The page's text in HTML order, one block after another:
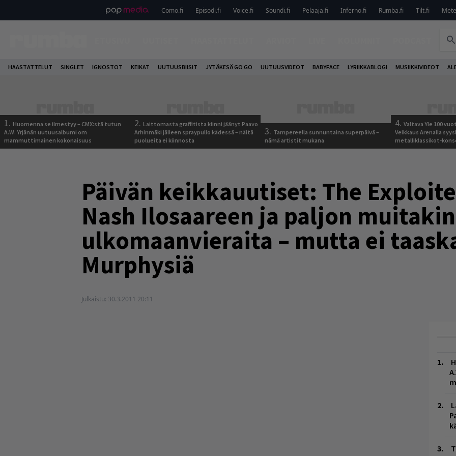
Como.fi Episodi.fi Voice.fi Soundi.fi Pelaaja.fi Inferno.fi Rumba.fi Tilt.fi
HAASTATTELUT SINGLET IGNOSTOT KEIKAT UUTUUSBIISIT JYTÄKESÄ GO GO UUTUUSVIDEOT BABYFACE LYRIIKKABLOGI MUSIIKKIVIDEOT
1. Huomenna se ilmestyy – CMX:stä tutun
A.W. Yrjänän uutuusalbumi om
mammuttimainen kokonaisuus
2. Laittomasta graffitista kiinni jäänyt Paavo
Arhinmäki jälleen spraypullo kädessä – näitä
puolueita ei kiinnosta
3. Tampereella sunnuntaina superpäivä –
nämä artistit mukana
4. Valtava Yle 100
Veikkaus Arenalla
metalliklassikot-
Päivän keikkauutiset: The
Nash Ilosaareen ja paljon muitakin
ulkomaanvieraita – mutta ei
Murphysiä
Julkaistu: 30.3.2011 20:11